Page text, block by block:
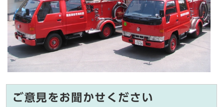
ご意見をお聞かせください